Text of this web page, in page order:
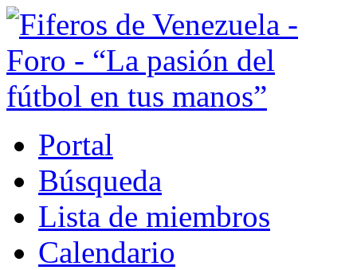
Portal
Búsqueda
Lista de miembros
Calendario